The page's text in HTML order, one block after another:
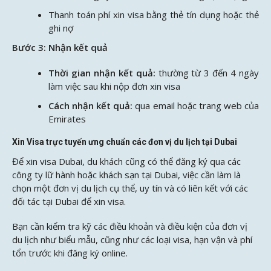
Thanh toán phí xin visa bằng thẻ tín dụng hoặc thẻ
ghi nợ
Bước 3: Nhận kết quả
Thời gian nhận kết quả: thường từ 3 đến 4 ngày
làm việc sau khi nộp đơn xin visa
Cách nhận kết quả: qua email hoặc trang web của
Emirates
Xin Visa trực tuyến ưng chuẩn các đơn vị du lịch tại Dubai
Để xin visa Dubai, du khách cũng có thể đăng ký qua các
công ty lữ hành hoặc khách sạn tại Dubai, việc cần làm là
chọn một đơn vị du lịch cụ thể, uy tín và có liên kết với các
đối tác tại Dubai để xin visa.
Bạn cần kiểm tra kỹ các điều khoản và điều kiện của đơn vị
du lịch như biểu mẫu, cũng như các loại visa, hạn vận và phí
tổn trước khi đăng ký online.